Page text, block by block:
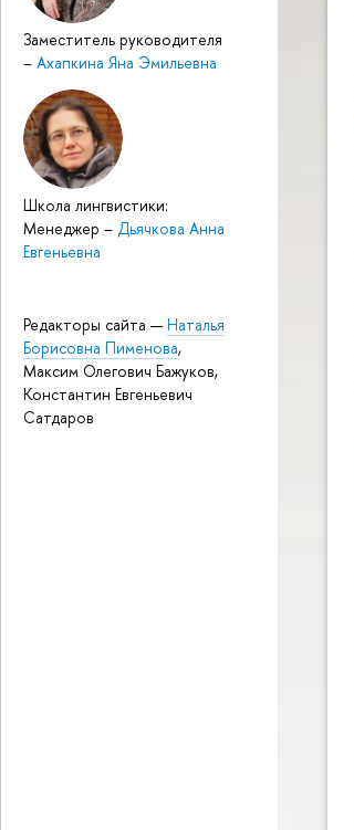
Заместитель руководителя
– Ахапкина Яна Эмильевна
Школа лингвистики:
Менеджер – Дьячкова Анна
Евгеньевна
Редакторы сайта —Наталья
Борисовна Пименова,
Максим Олегович Бажуков,
Константин Евгеньевич
Сатдаров